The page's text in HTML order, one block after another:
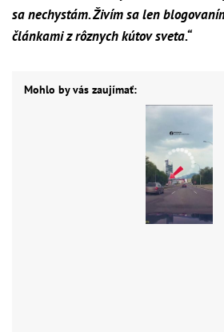
sa nechystám. Živím sa len
článkami z rôznych kútov sveta.“
Mohlo by vás zaujímať: